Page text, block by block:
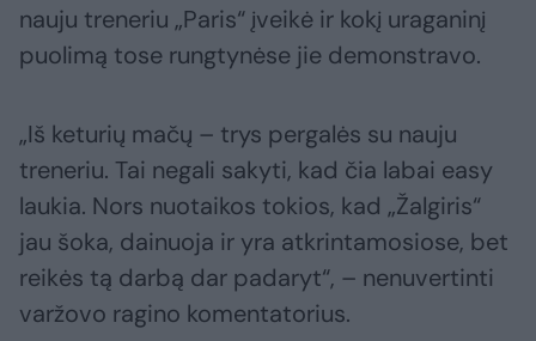
nauju treneriu „Paris“ įveikė ir kokį uraganinį
puolimą tose rungtynėse jie demonstravo.
„Iš keturių mačų – trys pergalės su nauju
treneriu. Tai negali sakyti, kad čia labai easy
laukia. Nors nuotaikos tokios, kad „Žalgiris“
jau šoka, dainuoja ir yra atkrintamosiose, bet
reikės tą darbą dar padaryt“, – nenuvertinti
varžovo ragino komentatorius.